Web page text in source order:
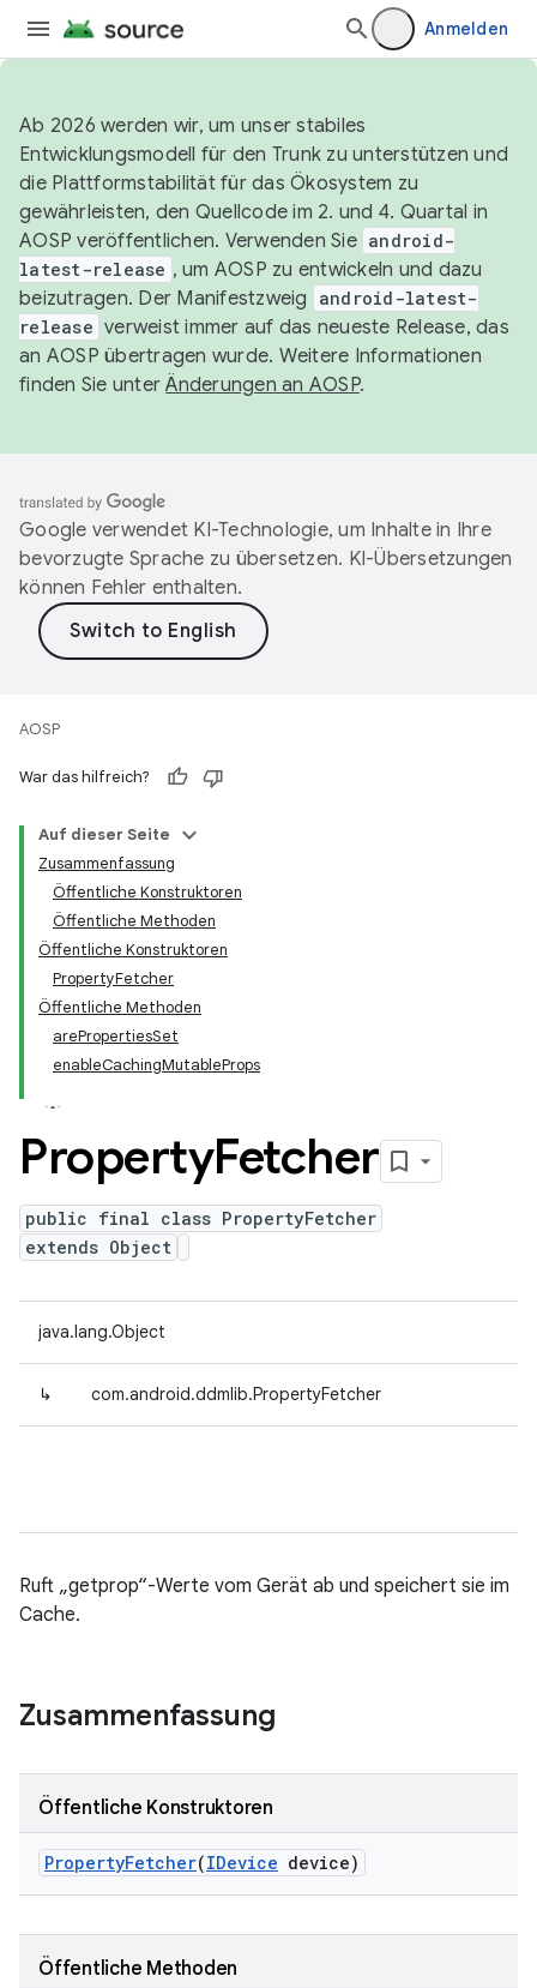
Anmelden
Ab 2026 werden wir, um unser stabiles
Entwicklungsmodell für den Trunk zu unterstützen und
die Plattformstabilität für das Ökosystem zu
gewährleisten, den Quellcode im 2. und 4. Quartal in
AOSP veröffentlichen. Verwenden Sie android-
latest-release , um AOSP zu entwickeln und dazu
beizutragen. Der Manifestzweig
android-latest-
release verweist immer auf das neueste Release, das
an AOSP übertragen wurde. Weitere Informationen
finden Sie unterÄnderungen an AOSP.
Google verwendet KI-Technologie, um Inhalte in Ihre
bevorzugte Sprache zu übersetzen. KI-Übersetzungen
können Fehler enthalten.
AOSP
War das hilfreich?
Auf dieser Seite
Zusammenfassung
Öffentliche Konstruktoren
Öffentliche Methoden
Öffentliche Konstruktoren
PropertyFetcher
Öffentliche Methoden
arePropertiesSet
enableCachingMutableProps
PropertyFetcher
public final class PropertyFetcher
extends Object
java.lang.Object
↳ com.android.ddmlib.PropertyFetcher
Ruft „getprop“-Werte vom Gerät ab und speichert sie im
Cache.
Zusammenfassung
Öffentliche Konstruktoren
PropertyFetcher(IDevice device)
Öffentliche Methoden